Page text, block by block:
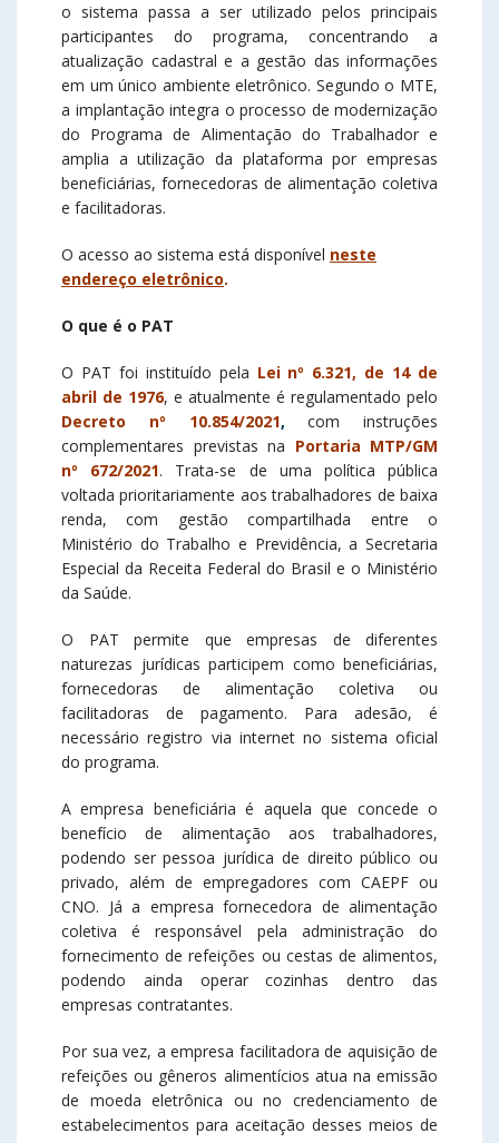
o sistema passa a ser utilizado pelos principais
participantes do programa, concentrando a
atualização cadastral e a gestão das informações
em um único ambiente eletrônico. Segundo o MTE,
a implantação integra o processo de modernização
do Programa de Alimentação do Trabalhador e
amplia a utilização da plataforma por empresas
beneficiárias, fornecedoras de alimentação coletiva
e facilitadoras.
O acesso ao sistema está disponível neste
endereço eletrônico.
O que é o PAT
O PAT foi instituído pela Lei nº 6.321, de 14 de
abril de 1976, e atualmente é regulamentado pelo
Decreto nº 10.854/2021, com instruções
complementares previstas na Portaria MTP/GM
nº 672/2021. Trata-se de uma política pública
voltada prioritariamente aos trabalhadores de baixa
renda, com gestão compartilhada entre o
Ministério do Trabalho e Previdência, a Secretaria
Especial da Receita Federal do Brasil e o Ministério
da Saúde.
O PAT permite que empresas de diferentes
naturezas jurídicas participem como beneficiárias,
fornecedoras de alimentação coletiva ou
facilitadoras de pagamento. Para adesão, é
necessário registro via internet no sistema oficial
do programa.
A empresa beneficiária é aquela que concede o
benefício de alimentação aos trabalhadores,
podendo ser pessoa jurídica de direito público ou
privado, além de empregadores com CAEPF ou
CNO. Já a empresa fornecedora de alimentação
coletiva é responsável pela administração do
fornecimento de refeições ou cestas de alimentos,
podendo ainda operar cozinhas dentro das
empresas contratantes.
Por sua vez, a empresa facilitadora de aquisição de
refeições ou gêneros alimentícios atua na emissão
de moeda eletrônica ou no credenciamento de
estabelecimentos para aceitação desses meios de